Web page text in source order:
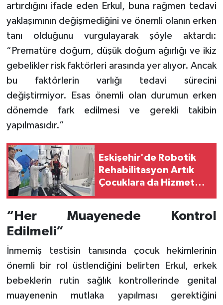
artırdığını ifade eden Erkul, buna rağmen tedavi
yaklaşımının değişmediğini ve önemli olanın erken
tanı olduğunu vurgulayarak şöyle aktardı:
“Prematüre doğum, düşük doğum ağırlığı ve ikiz
gebelikler risk faktörleri arasında yer alıyor. Ancak
bu faktörlerin varlığı tedavi sürecini
değiştirmiyor. Esas önemli olan durumun erken
dönemde fark edilmesi ve gerekli takibin
yapılmasıdır.”
Eskişehir'de Robotik
Rehabilitasyon Artık
Çocuklara da Hizmet
“Her Muayenede Kontrol
Edilmeli”
İnmemiş testisin tanısında çocuk hekimlerinin
önemli bir rol üstlendiğini belirten Erkul, erkek
bebeklerin rutin sağlık kontrollerinde genital
muayenenin mutlaka yapılması gerektiğini